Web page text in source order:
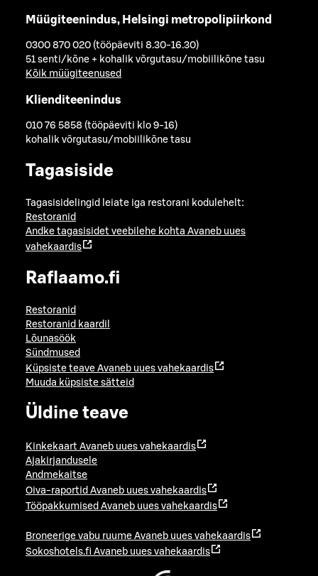
Müügiteenindus, Helsingi metropolipiirkond
0300 870 020 (tööpäeviti 8.30-16.30)
51 senti/kõne + kohalik võrgutasu/mobiilikõne tasu
Kõik müügiteenused
Klienditeenindus
010 76 5858 (tööpäeviti klo 9-16)
kohalik võrgutasu/mobiilikõne tasu
Tagasiside
Tagasisidelingid leiate iga restorani kodulehelt:
Restoranid
Andke tagasisidet veebilehe kohta Avaneb uues
vahekaardis
Raflaamo.fi
Restoranid
Restoranid kaardil
Lõunasöök
Sündmused
Küpsiste teave Avaneb uues vahekaardis
Muuda küpsiste sätteid
Üldine teave
Kinkekaart Avaneb uues vahekaardis
Ajakirjandusele
Andmekaitse
Oiva-raportid Avaneb uues vahekaardis
Tööpakkumised Avaneb uues vahekaardis
Broneerige vabu ruume Avaneb uues vahekaardis
Sokoshotels.fi Avaneb uues vahekaardis